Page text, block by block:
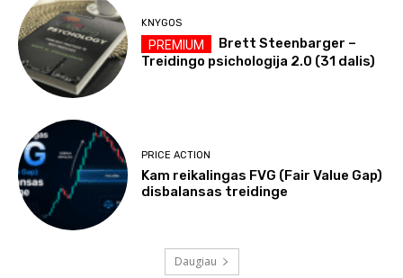
KNYGOS
Brett Steenbarger –
Treidingo psichologija 2.0 (31 dalis)
PRICE ACTION
Kam reikalingas FVG (Fair Value Gap)
disbalansas treidinge
Daugiau